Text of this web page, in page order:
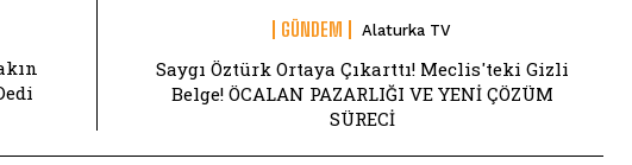
GÜNDEM Alaturka TV
Saygı Öztürk Ortaya Çıkarttı! Meclis'teki Gizli
Belge! ÖCALAN PAZARLIĞI VE YENİ ÇÖZÜM
SÜRECİ